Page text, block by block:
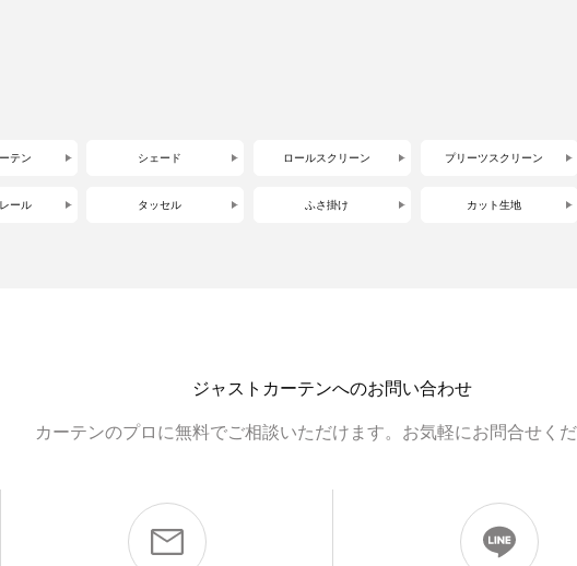
テン シェード ロールスクリーン プリーツスクリーン
ール タッセル ふさ掛け カット生地
ジャストカーテンへのお問い合わせ
カーテンのプロに無料でご相談いただけます。お気軽にお問合せくだ